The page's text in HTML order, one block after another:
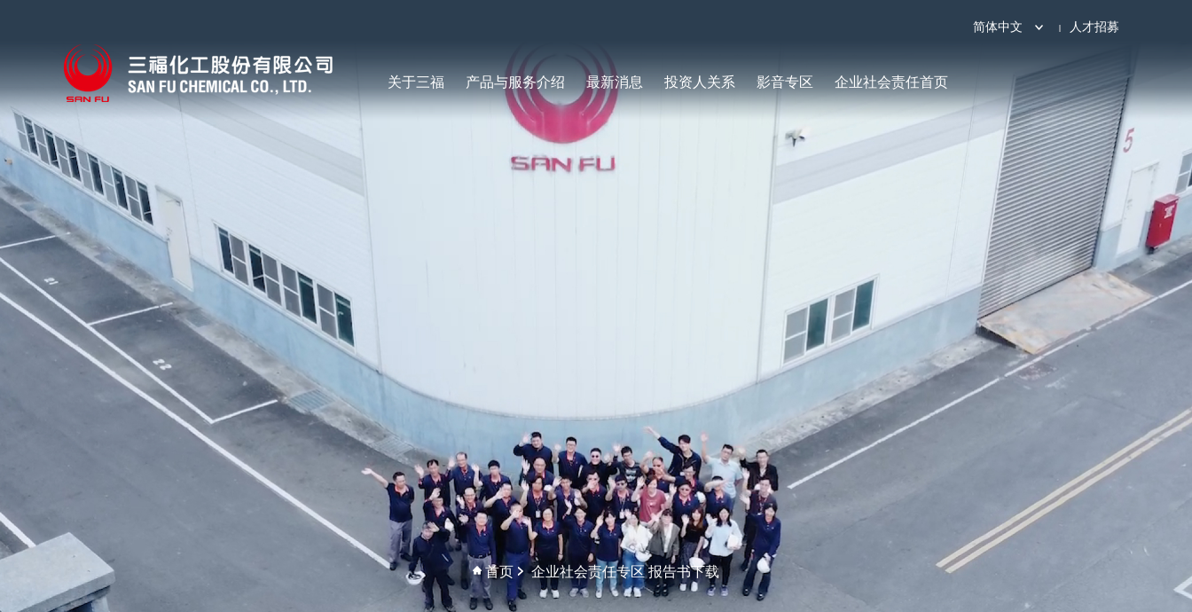
关于三福 产品与服务介绍 最新消息 投资人关系 影音专区 企业社会责任首页
简体中文 人才招募
首页 企业社会责任专区 报告书下载